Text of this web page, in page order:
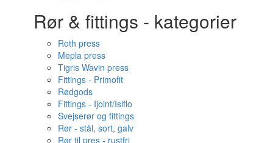
Rør & fittings - kategorier
Roth press
Mepla press
Tigris Wavin press
Fittings - Primofit
Rødgods
Fittings - Ijoint/Isiflo
Svejserør og fittings
Rør - stål, sort, galv
Rør til pres - rustfri